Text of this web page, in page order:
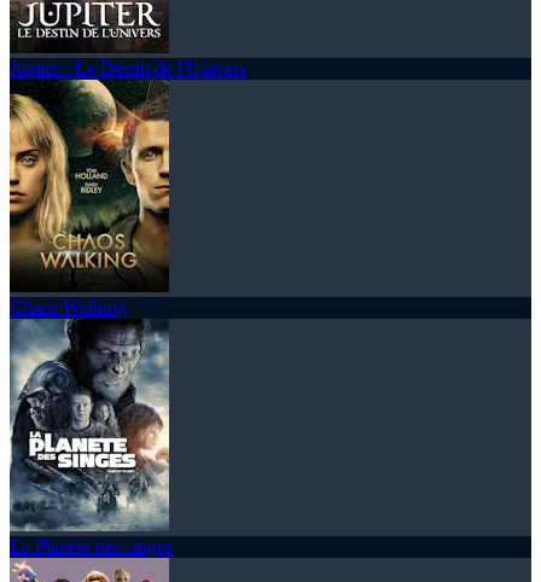
Jupiter : Le Destin de l'Univers
Chaos Walking
La Planète des singes